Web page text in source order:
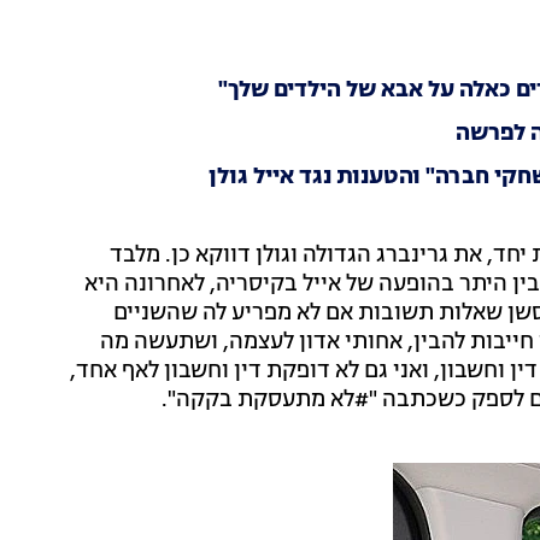
כאלה על אבא של הילדים שלך"
לפרשה
חברה" והטענות נגד אייל גולן
את גרינברג הגדולה וגולן דווקא כן. מלבד
היתר בהופעה של אייל בקיסריה, לאחרונה היא
שאלות תשובות אם לא מפריע לה שהשניים
להבין, אחותי אדון לעצמה, ושתעשה מה
וחשבון, ואני גם לא דופקת דין וחשבון לאף אחד,
לספק כשכתבה "#לא מתעסקת בקקה".